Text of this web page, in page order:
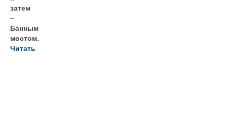
затем
–
Банным
мостом.
Читать